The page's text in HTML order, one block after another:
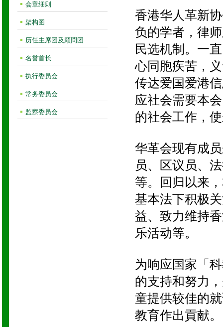
会章细则
架构图
历任主席团及顾問团
名誉首长
执行委员会
常务委员会
监察委员会
香港华人革新
负的学者，律
民选机制。一
心同胞疾苦，
传达爱国爱港
应社会需要本
的社会工作，
华革会现有成
员、区议员、
等。回归以来
基本法下积极
益、致力维持
乐活动等。
为响应国家「
的支持和努力
童提供较佳的
教育作出貢献。